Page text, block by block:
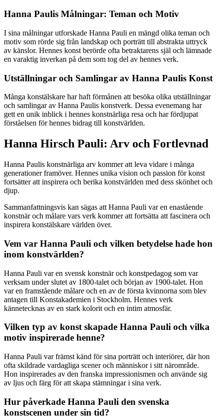
Hanna Paulis Målningar: Teman och Motiv
I sina målningar utforskade Hanna Pauli en mängd olika teman och
motiv som rörde sig från landskap och porträtt till abstrakta uttryck
av känslor. Hennes konst berörde ofta betraktarens själ och lämnade
en varaktig inverkan på dem som tog del av hennes verk.
Utställningar och Samlingar av Hanna Paulis Konst
Många konstälskare har haft förmånen att besöka olika utställningar
och samlingar av Hanna Paulis konstverk. Dessa evenemang har
gett en unik inblick i hennes konstnärliga resa och har fördjupat
förståelsen för hennes bidrag till konstvärlden.
Hanna Hirsch Pauli: Arv och Fortlevnad
Hanna Paulis konstnärliga arv kommer att leva vidare i många
generationer framöver. Hennes unika vision och passion för konst
fortsätter att inspirera och berika konstvärlden med dess skönhet och
djup.
Sammanfattningsvis kan sägas att Hanna Pauli var en enastående
konstnär och målare vars verk kommer att fortsätta att fascinera och
inspirera konstälskare världen över.
Vem var Hanna Pauli och vilken betydelse hade hon
inom konstvärlden?
Hanna Pauli var en svensk konstnär och konstpedagog som var
verksam under slutet av 1800-talet och början av 1900-talet. Hon
var en framstående målare och en av de första kvinnorna som blev
antagen till Konstakademien i Stockholm. Hennes verk
kännetecknas av en stark kolorit och en intim atmosfär.
Vilken typ av konst skapade Hanna Pauli och vilka
motiv inspirerade henne?
Hanna Pauli var främst känd för sina porträtt och interiörer, där hon
ofta skildrade vardagliga scener och människor i sitt närområde.
Hon inspirerades av den franska impressionismen och använde sig
av ljus och färg för att skapa stämningar i sina verk.
Hur påverkade Hanna Pauli den svenska
konstscenen under sin tid?